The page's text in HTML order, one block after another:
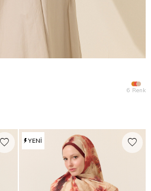
6 Renk
YENI